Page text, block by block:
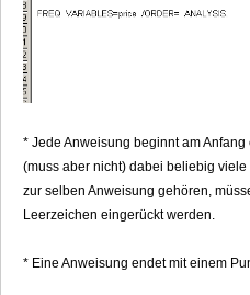
* Jede Anweisung beginnt am
(muss aber nicht) dabei beliebig
zur selben Anweisung gehören,
Leerzeichen eingerückt werden.
* Eine Anweisung endet mit einem